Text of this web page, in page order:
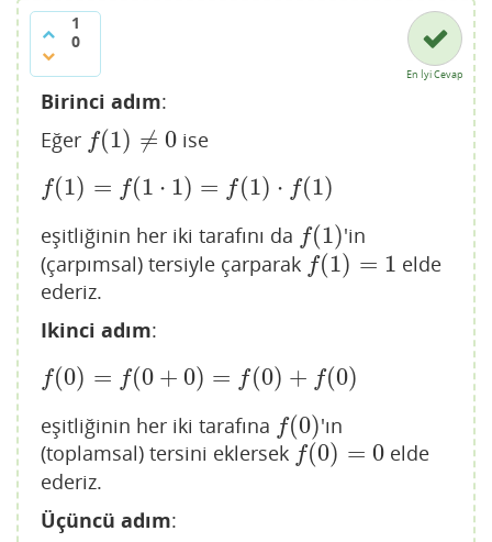
1
0
En İyi Cevap
Birinci adım:
Eğer f(1) ≠ 0
f(1)≠0 ise
f(1) = f(1 ⋅ 1) = f(1) ⋅ f(1)
f 1)=f 1 ⋅1) =f(1 )⋅f(1)
eşitliğinin her iki tarafını da f(1)
f(1)
'in
(çarpımsal) tersiyle çarparak f(1) = 1
f(1)=1
elde
ederiz.
Ikinci adım:
f(0) = f(0 + 0) = f(0) + f(0)
(0)= f(0 +0) =f(0 )+f(0)
eşitliğinin her iki tarafına f(0)
f(0)
'ın
(toplamsal) tersini eklersek f(0) = 0
f(0)=0
elde
ederiz.
Üçüncü adım: